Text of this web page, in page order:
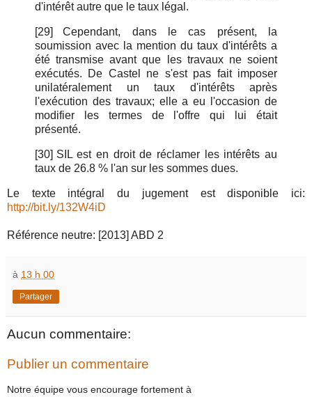
d'intérêt autre que le taux légal.
[29]
Cependant, dans le cas présent, la
soumission avec la mention du taux d'intérêts a
été transmise avant que les travaux ne soient
exécutés. De Castel ne s'est pas fait imposer
unilatéralement un taux d'intérêts après
l'exécution des travaux; elle a eu l'occasion de
modifier les termes de l'offre qui lui était
présenté.
[30] SIL est en droit de réclamer les intérêts au
taux de 26.8 % l'an sur les sommes dues.
Le texte intégral du jugement est disponible ici:
http://bit.ly/132W4iD
Référence neutre: [2013] ABD 2
à 13 h 00
Partager
Aucun commentaire:
Publier un commentaire
Notre équipe vous encourage fortement à